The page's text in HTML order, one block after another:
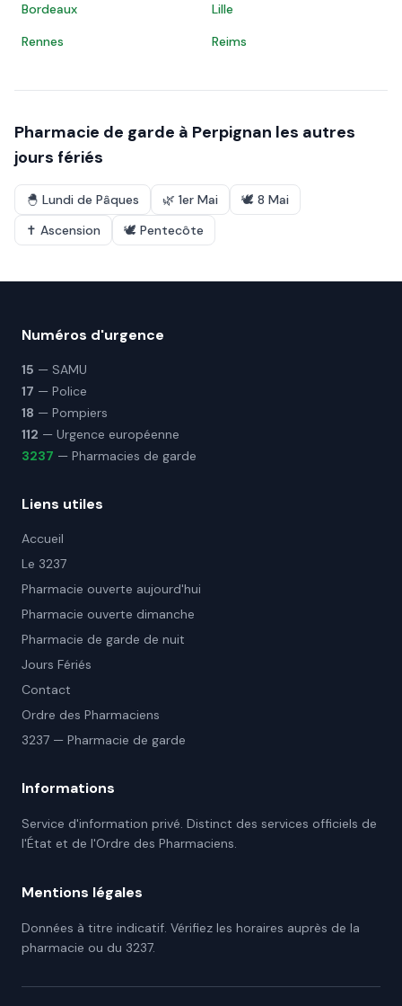
Bordeaux
Lille
Rennes
Reims
Pharmacie de garde à Perpignan les autres
jours fériés
🐣 Lundi de Pâques 🌿 1er Mai 🕊️ 8 Mai
✝️ Ascension 🕊️ Pentecôte
Numéros d'urgence
15 — SAMU
17 — Police
18 — Pompiers
112 — Urgence européenne
3237 — Pharmacies de garde
Liens utiles
Accueil
Le 3237
Pharmacie ouverte aujourd'hui
Pharmacie ouverte dimanche
Pharmacie de garde de nuit
Jours Fériés
Contact
Ordre des Pharmaciens
3237 — Pharmacie de garde
Informations
Service d'information privé. Distinct des services officiels de
l'État et de l'Ordre des Pharmaciens.
Mentions légales
Données à titre indicatif. Vérifiez les horaires auprès de la
pharmacie ou du 3237.